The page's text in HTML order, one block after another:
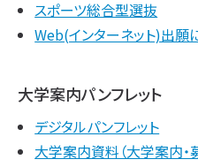
スポーツ総合型選抜
Web(インターネット)出願
大学案内パンフレット
デジタルパンフレット
大学案内資料（大学案内・